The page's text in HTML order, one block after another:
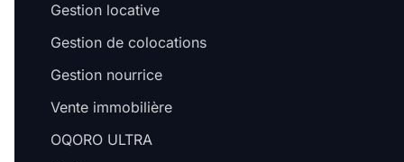
Gestion locative
Gestion de colocations
Gestion nourrice
Vente immobilière
OQORO ULTRA